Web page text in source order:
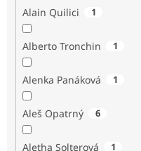
Alain Quilici 1
Alberto Tronchin 1
Alenka Panáková 1
Aleš Opatrný 6
Aletha Solterová 1